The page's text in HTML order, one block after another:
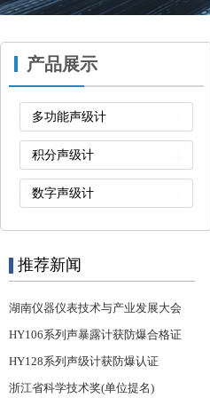
产品展示
多功能声级计
积分声级计
数字声级计
推荐新闻
湖南仪器仪表技术与产业发展大会
HY106系列声暴露计获防爆合格证
HY128系列声级计获防爆认证
浙江省科学技术奖(单位提名)